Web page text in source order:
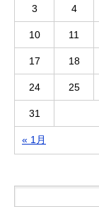
« 1月
3 4
10 11
17 18
24 25
31